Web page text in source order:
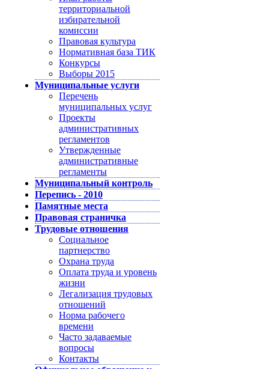
территориальной
избирательной
комиссии
Правовая культура
Нормативная база ТИК
Конкурсы
Выборы 2015
Муниципальные услуги
Перечень
муниципальных услуг
Проекты
административных
регламентов
Утвержденные
административные
регламенты
Муниципальный контроль
Перепись - 2010
Памятные места
Правовая страничка
Трудовые отношения
Социальное
партнерство
Охрана труда
Оплата труда и уровень
жизни
Легализация трудовых
отношений
Норма рабочего
времени
Часто задаваемые
вопросы
Контакты